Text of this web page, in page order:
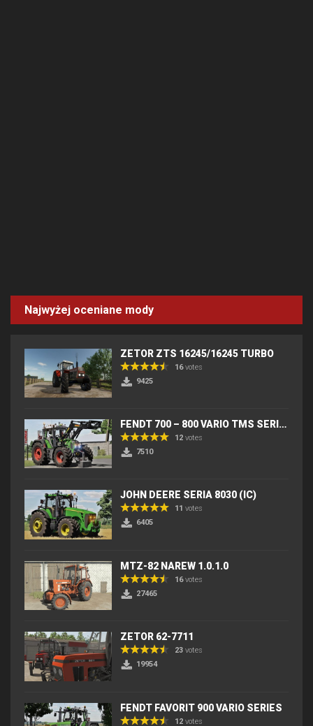
Najwyżej oceniane mody
ZETOR ZTS 16245/16245 TURBO
16votes
9425
FENDT 700 – 800 VARIO TMS SERIES (IC) V2
12 votes
7510
JOHN DEERE SERIA 8030 (IC)
11 votes
6405
MTZ-82 NAREW 1.0.1.0
16votes
27465
ZETOR 62-7711
23 votes
19954
FENDT FAVORIT 900 VARIO SERIES
12 votes